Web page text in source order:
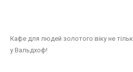
Кафе для людей золотого віку не
у Вальдхоф!